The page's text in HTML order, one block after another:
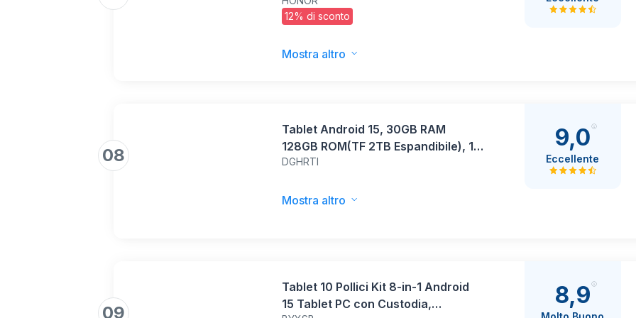
12% di sconto
680, 4 Altoparlanti, 8300mAh
14, Google Service, Grigio
Mostra altro
08 DGHRTI
Tablet Android 15, 30GB RAM
128GB ROM(TF 2TB Espandibile), 10
Pollici, 8000mAh, WIFI 5G/ GPS/
Tablets Corpo in Metallo con
Mostra altro
9,0
Eccellente
09
Tablet 10 Pollici Kit 8-in-1 Android
15 Tablet PC con Custodia,
8,9